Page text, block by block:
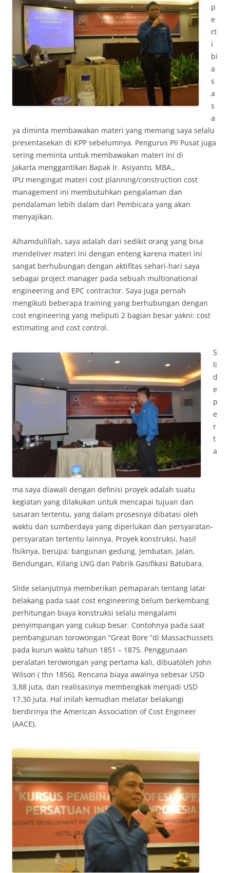
p
e
rt
i
bi
a
s
a
s
a
ya diminta membawakan materi yang memang saya selalu
presentasekan di KPP sebelumnya. Pengurus PII Pusat juga
sering meminta untuk membawakan materi ini di
Jakarta menggantikan Bapak Ir. Asiyanto, MBA.,
IPU mengingat materi cost planning/construction cost
management ini membutuhkan pengalaman dan
pendalaman lebih dalam dari Pembicara yang akan
menyajikan.
Alhamdulillah, saya adalah dari sedikit orang yang bisa
mendeliver materi ini dengan enteng karena materi ini
sangat berhubungan dengan aktifitas sehari-hari saya
sebagai project manager pada sebuah multionational
engineering and EPC contractor. Saya juga pernah
mengikuti beberapa training yang berhubungan dengan
cost engineering yang meliputi 2 bagian besar yakni: cost
estimating and cost control.
S
li
d
e
p
e
r
t
a
ma saya diawali dengan definisi proyek adalah suatu
kegiatan yang dilakukan untuk mencapai tujuan dan
sasaran tertentu, yang dalam prosesnya dibatasi oleh
waktu dan sumberdaya yang diperlukan dan persyaratan-
persyaratan tertentu lainnya. Proyek konstruksi, hasil
fisiknya, berupa: bangunan gedung, Jembatan, Jalan,
Bendungan, Kilang LNG dan Pabrik Gasifikasi Batubara.
Slide selanjutnya memberikan pemaparan tentang latar
belakang pada saat cost engineering belum berkembang
perhitungan biaya konstruksi selalu mengalami
penyimpangan yang cukup besar. Contohnya pada saat
pembangunan torowongan “Great Bore “di Massachussets
pada kurun waktu tahun 1851 – 1875. Penggunaan
peralatan terowongan yang pertama kali, dibuatoleh John
Wilson ( thn 1856). Rencana biaya awalnya sebesar USD
3,88 juta, dan realisasinya membengkak menjadi USD
17,30 juta. Hal inilah kemudian melatar belakangi
berdirinya the American Association of Cost Engineer
(AACE).